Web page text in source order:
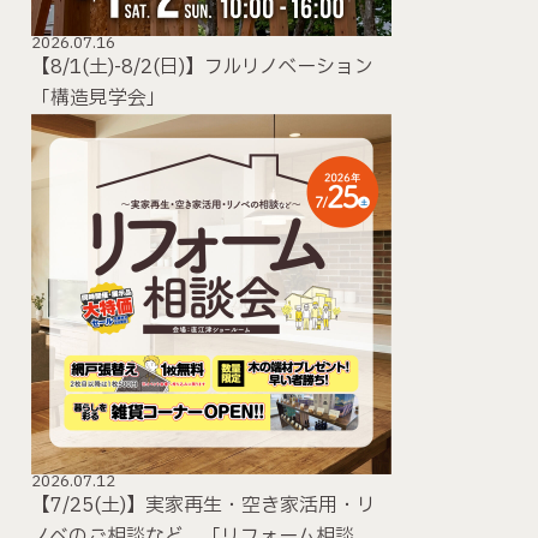
2026.07.16
【8/1(土)-8/2(日)】フルリノベーション
「構造見学会」
2026.07.12
【7/25(土)】実家再生・空き家活用・リ